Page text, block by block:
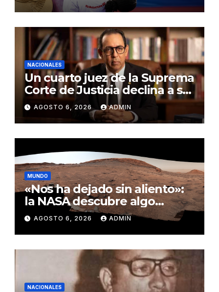
NACIONALES
Un cuarto juez de la Suprema
Corte de Justicia declina a ser
evaluado por el CNM
AGOSTO 6, 2026 ADMIN
MUNDO
«Nos ha dejado sin aliento»:
la NASA descubre algo
insólito en Marte
AGOSTO 6, 2026 ADMIN
NACIONALES